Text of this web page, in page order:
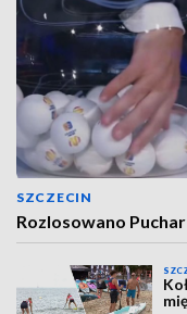
SZCZECIN
Rozlosowano